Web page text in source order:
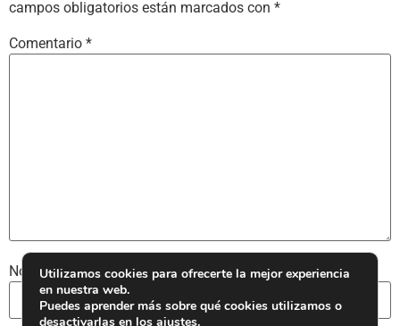
campos obligatorios están marcados con *
Comentario *
Nombre*
Utilizamos cookies para ofrecerte la mejor experiencia
en nuestra web.
Puedes aprender más sobre qué cookies utilizamos o
desactivarlas en los ajustes.